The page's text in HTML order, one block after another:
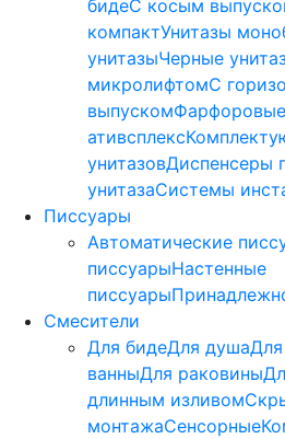
бидеС косым
компактУнитазы
унитазыЧерные
микролифтомC
выпуском
ативсплекс
унитазовДиспенсеры
унитазаСистемы
Писсуары
Автоматические
писсуарыНастенные
писсуары
Смесители
Для бидеДля душа
ванныДля раковины
длинным изливом
монтажаСенсорные